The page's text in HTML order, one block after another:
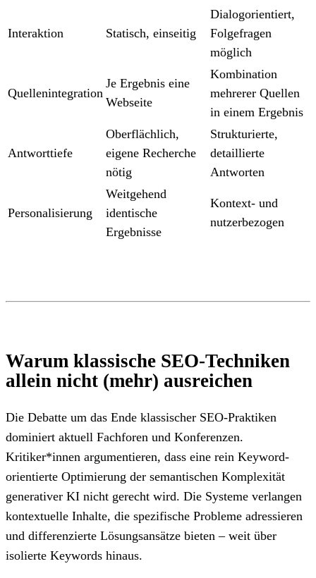
Interaktion Statisch, einseitig
Dialogorientiert,
Folgefragen
möglich
Quellenintegration
Je Ergebnis eine
Webseite
Kombination
mehrerer Quellen
in einem Ergebnis
Antworttiefe
Oberflächlich,
eigene Recherche
nötig
Strukturierte,
detaillierte
Antworten
Personalisierung
Weitgehend
identische
Ergebnisse
Kontext- und
nutzerbezogen
Warum klassische SEO-Techniken
allein nicht (mehr) ausreichen
Die Debatte um das Ende klassischer SEO-Praktiken
dominiert aktuell Fachforen und Konferenzen.
Kritiker*innen argumentieren, dass eine rein Keyword-
orientierte Optimierung der semantischen Komplexität
generativer KI nicht gerecht wird. Die Systeme verlangen
kontextuelle Inhalte, die spezifische Probleme adressieren
und differenzierte Lösungsansätze bieten – weit über
isolierte Keywords hinaus.